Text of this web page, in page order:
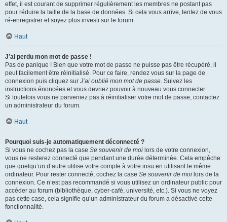
effet, il est courant de supprimer régulièrement les membres ne postant pas
pour réduire la taille de la base de données. Si cela vous arrive, tentez de vous
ré-enregistrer et soyez plus investi sur le forum.
Haut
J’ai perdu mon mot de passe !
Pas de panique ! Bien que votre mot de passe ne puisse pas être récupéré, il
peut facilement être réinitialisé. Pour ce faire, rendez vous sur la page de
connexion puis cliquez sur J’ai oublié mon mot de passe. Suivez les
instructions énoncées et vous devriez pouvoir à nouveau vous connecter.
Si toutefois vous ne parveniez pas à réinitialiser votre mot de passe, contactez
un administrateur du forum.
Haut
Pourquoi suis-je automatiquement déconnecté ?
Si vous ne cochez pas la case Se souvenir de moi lors de votre connexion,
vous ne resterez connecté que pendant une durée déterminée. Cela empêche
que quelqu’un d’autre utilise votre compte à votre insu en utilisant le même
ordinateur. Pour rester connecté, cochez la case Se souvenir de moi lors de la
connexion. Ce n’est pas recommandé si vous utilisez un ordinateur public pour
accéder au forum (bibliothèque, cyber-café, université, etc.). Si vous ne voyez
pas cette case, cela signifie qu’un administrateur du forum a désactivé cette
fonctionnalité.